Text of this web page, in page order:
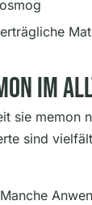
Im
sie
sind